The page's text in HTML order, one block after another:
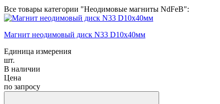
Все товары категории "Неодимовые магниты NdFeB":
Магнит неодимовый диск N33 D10х40мм
Единица измерения
шт.
В наличии
Цена
по запросу